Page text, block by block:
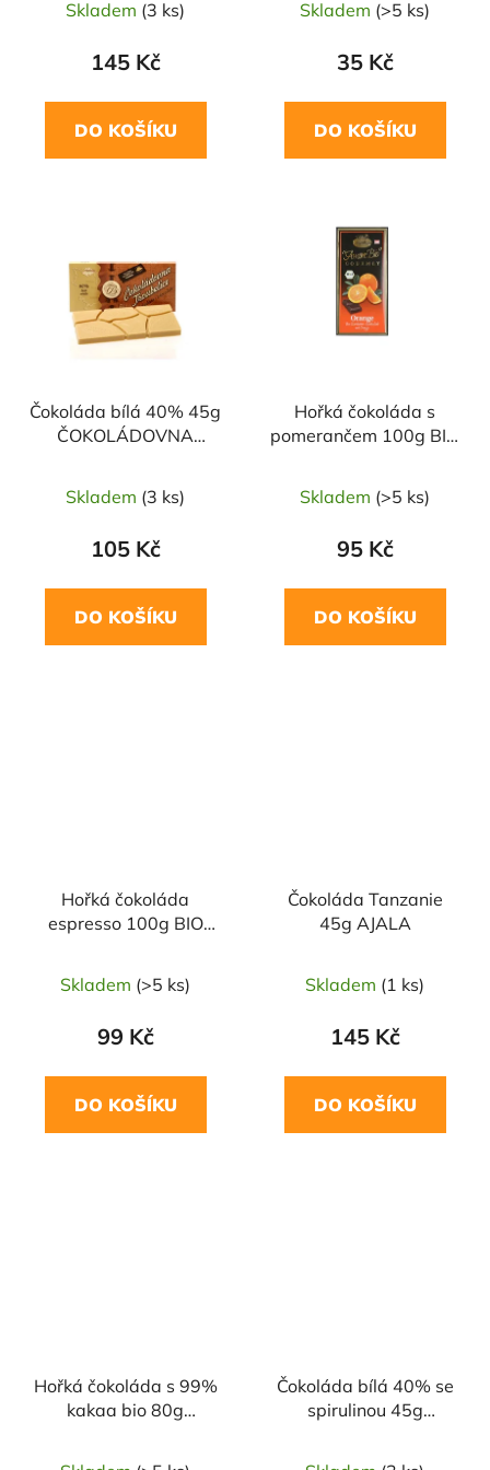
Skladem (3 ks)
145 Kč
DO KOŠÍKU
Skladem (>5 ks)
35 Kč
DO KOŠÍKU
Čokoláda bílá 40% 45g
ČOKOLÁDOVNA
Skladem (3 ks)
105 Kč
DO KOŠÍKU
Hořká čokoláda s
pomerančem 100g BIO
Skladem (>5 ks)
95 Kč
DO KOŠÍKU
Hořká čokoláda
espresso 100g BIO
Skladem (>5 ks)
99 Kč
DO KOŠÍKU
Čokoláda Tanzanie
45g AJALA
Skladem (1 ks)
145 Kč
DO KOŠÍKU
Hořká čokoláda s 99%
kakaa bio 80g
Čokoláda bílá 40% se
spirulinou 45g